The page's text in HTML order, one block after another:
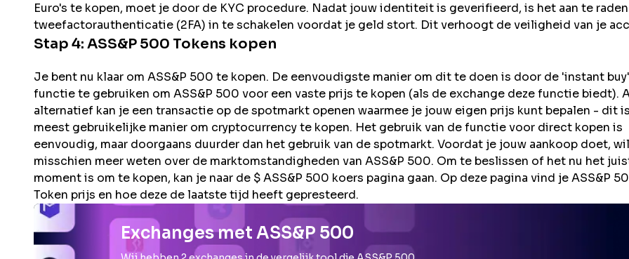
Euro's te kopen, moet je door de KYC procedure. Nadat jouw identiteit is geverifieerd, is het aan te
tweefactorauthenticatie (2FA) in te schakelen voordat je geld stort. Dit verhoogt de veiligheid van je
Stap 4: ASS&P 500 Tokens kopen
Je bent nu klaar om ASS&P 500 te kopen. De eenvoudigste manier om dit te doen is door de 'instant
functie te gebruiken om ASS&P 500 voor een vaste prijs te kopen (als de exchange deze functie biedt).
alternatief kan je een transactie op de spotmarkt openen waarmee je jouw eigen prijs kunt bepalen - dit
meest gebruikelijke manier om cryptocurrency te kopen. Het gebruik van de functie voor direct kopen is
eenvoudig, maar doorgaans duurder dan het gebruik van de spotmarkt. Voordat je jouw aankoop doet,
misschien meer weten over de marktomstandigheden van ASS&P 500. Om te beslissen of het nu het
moment is om te kopen, kan je naar de $ ASS&P 500 koers pagina gaan. Op deze pagina vind je ASS&P
Token prijs en hoe deze de laatste tijd heeft gepresteerd.
Exchanges met ASS&P 500